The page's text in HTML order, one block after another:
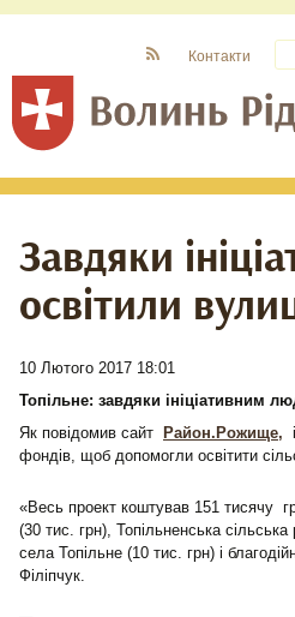
Контакти
Завдяки
освітили
10 Лютого 2017 18:01
Топільне: завдяки ініціативним
Як повідомив сайт
Район.Рожище,
фондів, щоб допомогли освітити
«Весь проект коштував 151 тисячу
(30 тис. грн), Топільненська
села Топільне (10 тис. грн) і
Філіпчук.